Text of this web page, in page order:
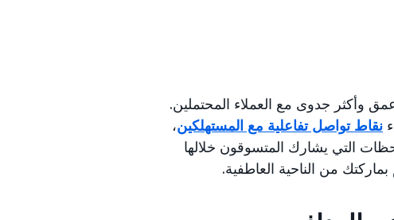
وأكثر جدوى مع العملاء المحتملين.
نقاط تواصل تفاعلية مع المستهلكين،
التي يشارك المتسوقون خلالها
من الناحية العاطفية.